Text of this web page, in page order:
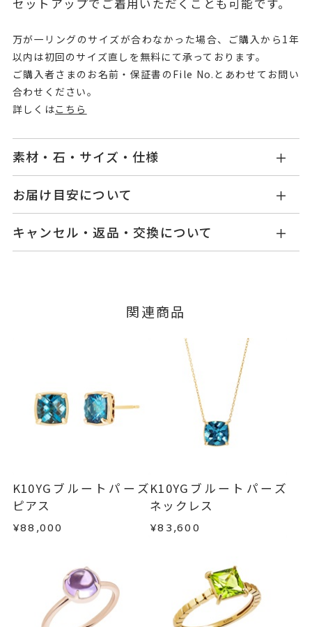
万が一リングのサイズが合わなかった場合、ご購入から1年
以内は初回のサイズ直しを無料にて承っております。
ご購入者さまのお名前・保証書のFile No.とあわせてお問い
合わせください。
詳しくはこちら
素材・石・サイズ・仕様
品番
GL2419R001BTYG1
素材
K10イエローゴールド
石
ブルートパーズ
#6～#16
※#16のみ14,300円(税込)の加算
料金を頂戴しております。
サイズ直し #7以上は±1まで可、
#6.5以下は不可
トップ 縦：約7.6mm 横：約7.5
カテゴリー
トパーズ、
-
お届け目安について
せ。
ご注文およびご入金確認後、以下の日程にて発送
■お届け目安が「3営業日以内に発送」の商品
例：金曜日17時までのご注文→翌週火曜日までに
■お届け目安が「約1ヶ月半以内～」の商品
ご注文いただいてから在庫状況を確認いたしま
・在庫のご用意ができる場合： 約1週間～1ヶ月以
内を目安に発送いたします。
・受注生産となる場合： 商品ページに記載のある
※お急ぎの方はご注文前にお問い合わせくださ
い。事前に現在の納期状況を確認いたします。
キャンセル・返品・交換について
ージの購入履歴一覧よりご注文状況をご確認いた
ご注文状況が「注文済み」の場合に限り、キャ
メンバーシップ未登録のお客さまは、お問い合
わせフォームよりご連絡ください。
以下の場合、商品の返品・交換・返金
・受注生産の商品
・お客さまのお手元で傷や汚れが発生した商品
・到着後ご連絡無く7日以上経過した商品
・刻印をお入れした商品
・過度な交換・返品を繰り返している場合
商品の品質には万全を期しておりますが、万が一
関連商品
K10YGブルートパーズ
ピアス
¥88,000
K10YGブルートパーズ
ネックレス
¥83,600